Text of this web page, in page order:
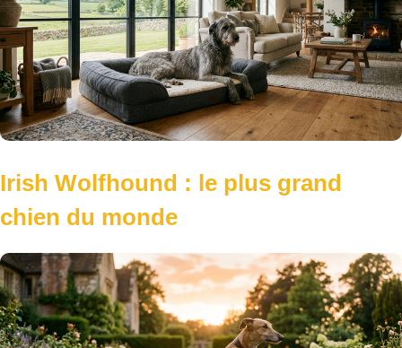
Irish Wolfhound : le plus grand
chien du monde